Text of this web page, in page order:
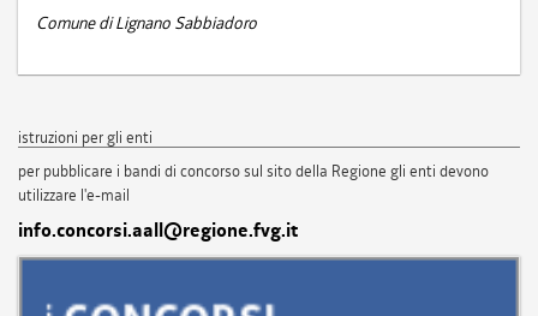
Comune di Lignano Sabbiadoro
istruzioni per gli enti
per pubblicare i bandi di concorso sul sito della Regione gli enti devono
utilizzare l'e-mail
info.concorsi.aall@regione.fvg.it